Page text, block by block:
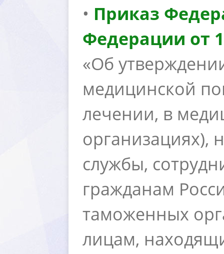
• Приказ
Федерации от
«Об
медицинской
лечении, в
организациях),
службы,
ражданам
таможенных
лицам,